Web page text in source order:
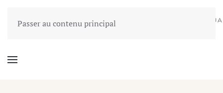
Passer au contenu principal
ACCUEIL
COURS
ENTREPRISE